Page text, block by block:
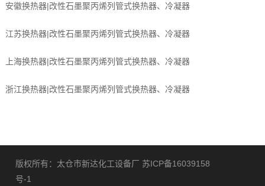
安徽换热器|改性石墨聚丙烯列管式换热器、冷凝器
江苏换热器|改性石墨聚丙烯列管式换热器、冷凝器
上海换热器|改性石墨聚丙烯列管式换热器、冷凝器
浙江换热器|改性石墨聚丙烯列管式换热器、冷凝器
版权所有：太仓市新达化工设备厂 苏ICP备16039158
号-1